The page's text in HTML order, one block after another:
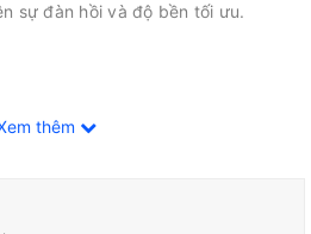
sự đàn hồi và độ bền tối ưu.
Với tuổi thọ ấn tượng, bạn không
một thời gian dài.
thêm